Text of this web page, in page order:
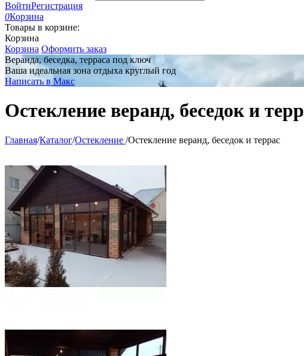
ВойтиРегистрация
0Корзина
Товары в корзине:
Корзина
Корзина Оформить заказ
Веранда, беседка, терраса под ключ
Ваша идеальная зона отдыха круглый год
Написать в Макс
Остекление веранд, беседок и
Главная/Каталог/Остекление /Остекление веранд, беседок и террас